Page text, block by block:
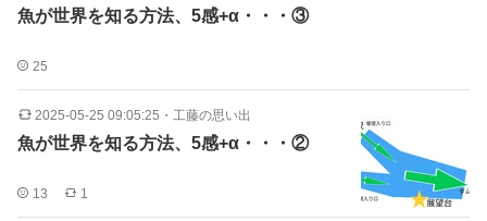
魚が世界を知る方法、5感+α・・・③
25
2025-05-25 09:05:25 ・ 工藤の思い出
魚が世界を知る方法、5感+α・・・②
13 1